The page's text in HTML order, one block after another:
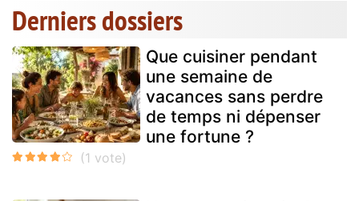
Derniers dossiers
Que cuisiner pendant
une semaine de
vacances sans perdre
de temps ni dépenser
une fortune ?